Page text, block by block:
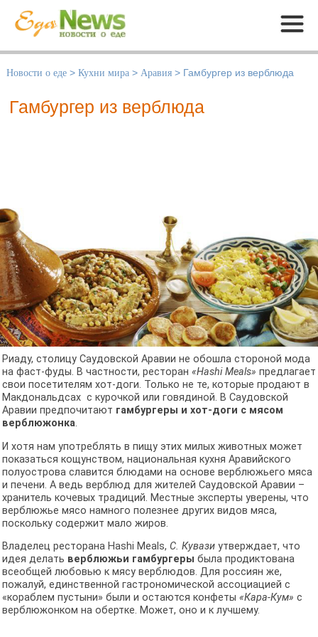
Меню
Новости о еде > Кухни мира > Аравия > Гамбургер из верблюда
Гамбургер из верблюда
Риаду, столицу Саудовской Аравии не обошла стороной мода
на фаст-фуды. В частности, ресторан «Hashi Meals» предлагает
свои посетителям хот-доги. Только не те, которые продают в
Макдональдсах с курочкой или говядиной. В Саудовской
Аравии предпочитают гамбургеры и хот-доги с мясом
верблюжонка.
И хотя нам употреблять в пищу этих милых животных может
показаться кощунством, национальная кухня Аравийского
полуострова славится блюдами на основе верблюжьего мяса
и печени. А ведь верблюд для жителей Саудовской Аравии –
хранитель кочевых традиций. Местные эксперты уверены, что
верблюжье мясо намного полезнее других видов мяса,
поскольку содержит мало жиров.
Владелец ресторана Hashi Meals, С. Кувази утверждает, что
идея делать верблюжьи гамбургеры была продиктована
всеобщей любовью к мясу верблюдов. Для россиян же,
пожалуй, единственной гастрономической ассоциацией с
«кораблем пустыни» были и остаются конфеты «Кара-Кум» с
верблюжонком на обертке. Может, оно и к лучшему.